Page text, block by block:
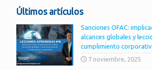
Últimos artículos
Sanciones OFAC:
alcances globales y
cumplimiento
7 noviembre, 2025